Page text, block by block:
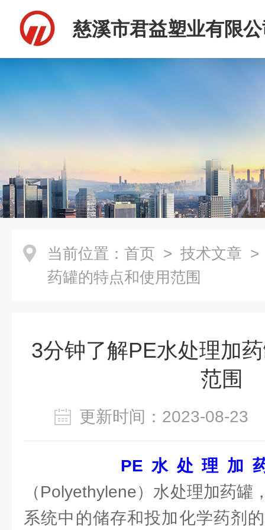
慈溪市君益塑业有限
当前位置： 首页 > 技术文章 >
药罐的特点和使用范围
3分钟了解PE水处理加
范围
更新时间：2023-08-
PE水处理加
（Polyethylene）水处理加药罐
系统中的储存和投加化学药剂